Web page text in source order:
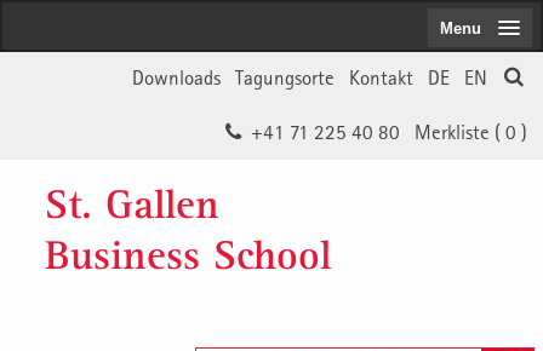
EN
DE
Kontakt
Tagungsorte
Downloads
Merkliste ( 0 )
+41 71 225 40 80
St. Gallen
Business School
Menu